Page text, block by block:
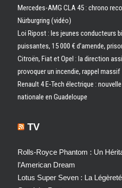
Mercedes-AMG CLA 45 : chrono
Nürburgring (vidéo)
Loi Ripost : les jeunes conducteurs
puissantes, 15 000 € d’amende,
Citroën, Fiat et Opel : la direction
provoquer un incendie, rappel massif
Renault 4 E-Tech électrique :
nationale en Guadeloupe
TV
Rolls-Royce Phantom : Un
l’American Dream
Lotus Super Seven : La